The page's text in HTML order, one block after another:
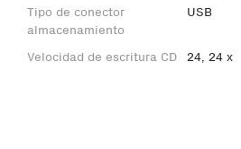
Tipo de conector
almacenamiento
USB
Velocidad de escritura CD 24, 24 x